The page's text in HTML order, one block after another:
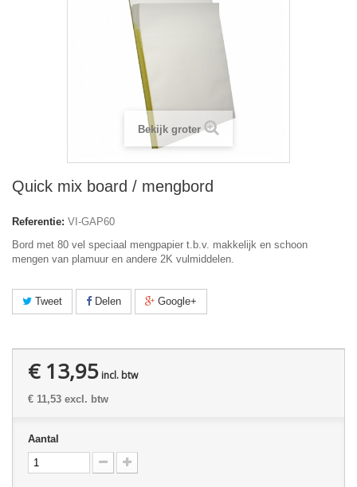
Bekijk groter
Quick mix board / mengbord
Referentie: VI-GAP60
Bord met 80 vel speciaal mengpapier t.b.v. makkelijk en schoon
mengen van plamuur en andere 2K vulmiddelen.
Tweet Delen Google+
€ 13,95 incl. btw
€ 11,53 excl. btw
Aantal